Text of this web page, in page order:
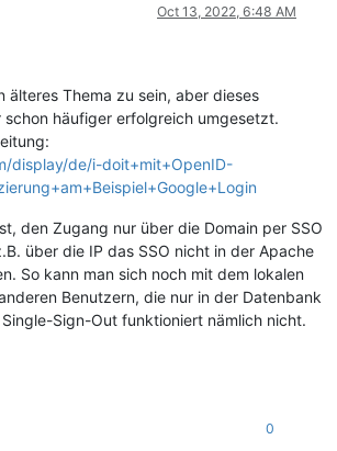
Oct 13, 2022, 6:48 AM
älteres Thema zu sein, aber dieses
schon häufiger erfolgreich umgesetzt.
display/de/i-doit+mit+OpenID-
den Zugang nur über die Domain per SSO
über die IP das SSO nicht in der Apache
So kann man sich noch mit dem lokalen
Benutzern, die nur in der Datenbank
Sign-Out funktioniert nämlich nicht.
0